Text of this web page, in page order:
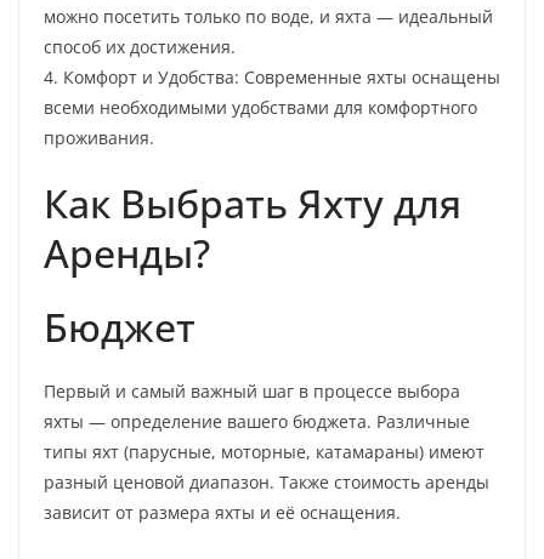
можно посетить только по воде, и яхта — идеальный
способ их достижения.
4. Комфорт и Удобства: Современные яхты оснащены
всеми необходимыми удобствами для комфортного
проживания.
Как Выбрать Яхту для
Аренды?
Бюджет
Первый и самый важный шаг в процессе выбора
яхты — определение вашего бюджета. Различные
типы яхт (парусные, моторные, катамараны) имеют
разный ценовой диапазон. Также стоимость аренды
зависит от размера яхты и её оснащения.